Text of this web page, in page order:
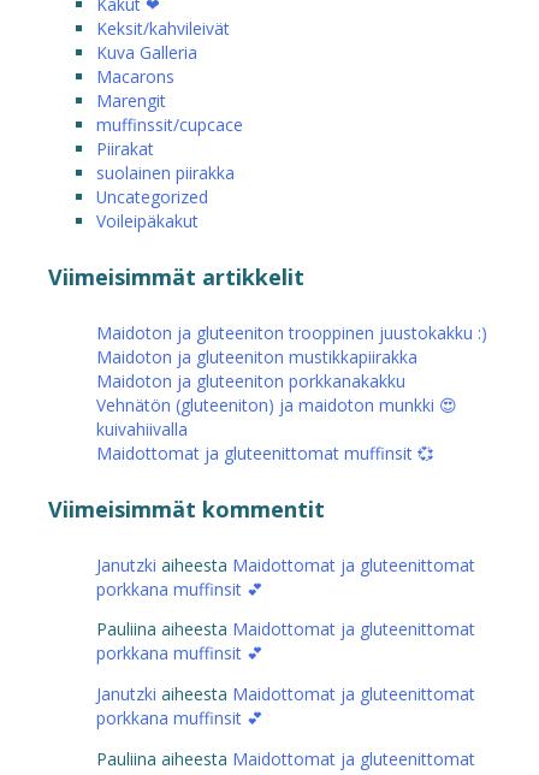
Keksit/kahvileivät
Kuva Galleria
Macarons
Marengit
muffinssit/cupcace
Piirakat
suolainen piirakka
Uncategorized
Voileipäkakut
Viimeisimmät artikkelit
Maidoton ja gluteeniton trooppinen juustokakku :)
Maidoton ja gluteeniton mustikkapiirakka
Maidoton ja gluteeniton porkkanakakku
Vehnätön (gluteeniton) ja maidoton munkki 😍
kuivahiivalla
Maidottomat ja gluteenittomat muffinsit 💞
Viimeisimmät kommentit
Janutzki aiheesta Maidottomat ja gluteenittomat
porkkana muffinsit 💕
Pauliina aiheesta Maidottomat ja gluteenittomat
porkkana muffinsit 💕
Janutzki aiheesta Maidottomat ja gluteenittomat
porkkana muffinsit 💕
Pauliina aiheesta Maidottomat ja gluteenittomat